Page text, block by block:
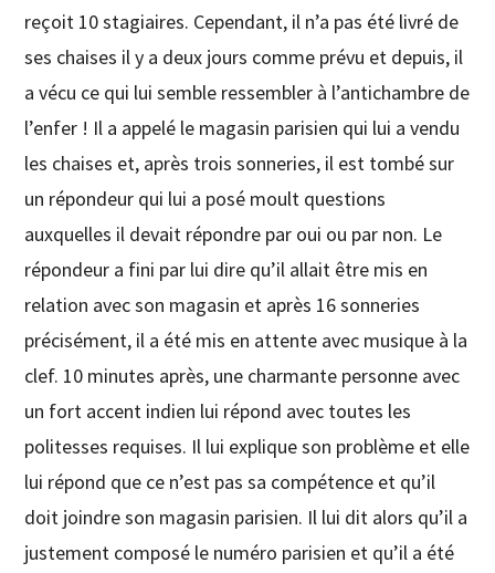
reçoit 10 stagiaires. Cependant, il n’a pas été livré de
ses chaises il y a deux jours comme prévu et depuis, il
a vécu ce qui lui semble ressembler à l’antichambre de
l’enfer ! Il a appelé le magasin parisien qui lui a vendu
les chaises et, après trois sonneries, il est tombé sur
un répondeur qui lui a posé moult questions
auxquelles il devait répondre par oui ou par non. Le
répondeur a fini par lui dire qu’il allait être mis en
relation avec son magasin et après 16 sonneries
précisément, il a été mis en attente avec musique à la
clef. 10 minutes après, une charmante personne avec
un fort accent indien lui répond avec toutes les
politesses requises. Il lui explique son problème et elle
lui répond que ce n’est pas sa compétence et qu’il
doit joindre son magasin parisien. Il lui dit alors qu’il a
justement composé le numéro parisien et qu’il a été